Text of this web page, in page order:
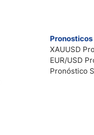
XAUUSD
EUR/USD
Pronóstico